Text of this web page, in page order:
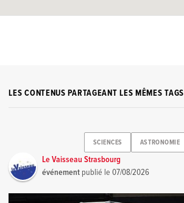
LES CONTENUS PARTAGEANT LES MÊMES TAGS
SCIENCES ASTRONOMIE
Le Vaisseau Strasbourg
événement publié le07/08/2026